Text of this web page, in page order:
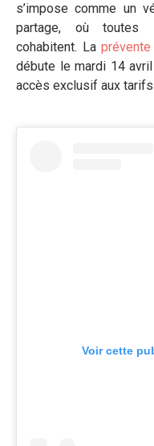
s’impose comme un
partage, où toutes
cohabitent. Laprévente
débute le mardi 14
accès exclusif aux
Voir cette